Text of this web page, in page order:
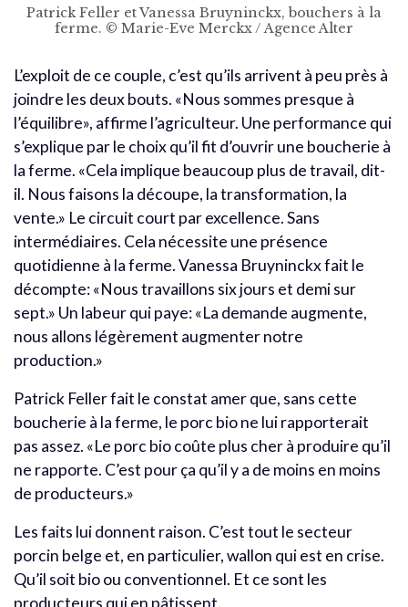
Patrick Feller et Vanessa Bruyninckx, bouchers à la
ferme. © Marie-Eve Merckx / Agence Alter
L’exploit de ce couple, c’est qu’ils arrivent à peu près à
joindre les deux bouts. «Nous sommes presque à
l’équilibre», affirme l’agriculteur. Une performance qui
s’explique par le choix qu’il fit d’ouvrir une boucherie à
la ferme. «Cela implique beaucoup plus de travail, dit-
il. Nous faisons la découpe, la transformation, la
vente.» Le circuit court par excellence. Sans
intermédiaires. Cela nécessite une présence
quotidienne à la ferme. Vanessa Bruyninckx fait le
décompte: «Nous travaillons six jours et demi sur
sept.» Un labeur qui paye: «La demande augmente,
nous allons légèrement augmenter notre
production.»
Patrick Feller fait le constat amer que, sans cette
boucherie à la ferme, le porc bio ne lui rapporterait
pas assez. «Le porc bio coûte plus cher à produire qu’il
ne rapporte. C’est pour ça qu’il y a de moins en moins
de producteurs.»
Les faits lui donnent raison. C’est tout le secteur
porcin belge et, en particulier, wallon qui est en crise.
Qu’il soit bio ou conventionnel. Et ce sont les
producteurs qui en pâtissent.